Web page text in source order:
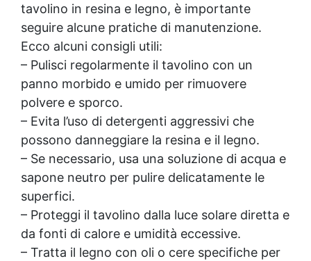
tavolino in resina e legno, è importante
seguire alcune pratiche di manutenzione.
Ecco alcuni consigli utili:
– Pulisci regolarmente il tavolino con un
panno morbido e umido per rimuovere
polvere e sporco.
– Evita l’uso di detergenti aggressivi che
possono danneggiare la resina e il legno.
– Se necessario, usa una soluzione di acqua e
sapone neutro per pulire delicatamente le
superfici.
– Proteggi il tavolino dalla luce solare diretta e
da fonti di calore e umidità eccessive.
– Tratta il legno con oli o cere specifiche per